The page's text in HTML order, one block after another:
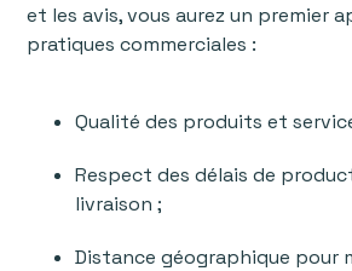
et les avis, vous aurez un premier
pratiques commerciales :
Qualité des produits et
Respect des délais de
livraison ;
Distance géographique pour